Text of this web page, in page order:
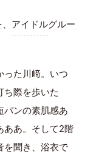
アイドルグルー
った川﨑。いつ
ち際を歩いた
パンの素肌感あ
ああ。そして2階
を聞き、浴衣で